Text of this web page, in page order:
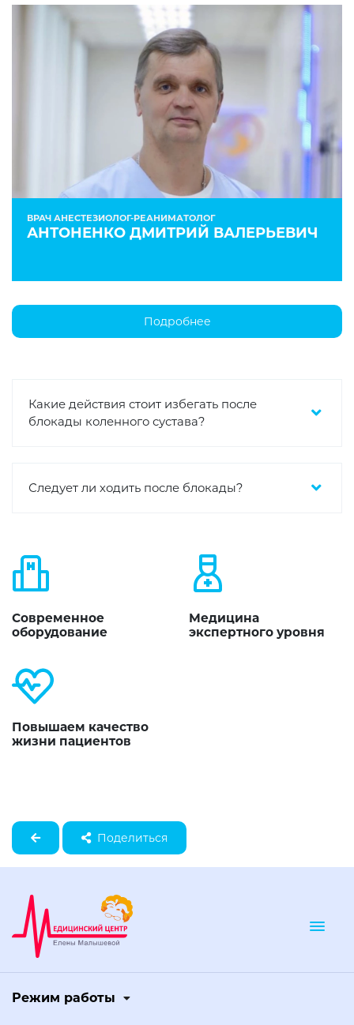
ВРАЧ АНЕСТЕЗИОЛОГ-РЕАНИМАТОЛОГ
АНТОНЕНКО ДМИТРИЙ ВАЛЕРЬЕВИЧ
Подробнее
Какие действия стоит избегать после
блокады коленного сустава?
Следует ли ходить после блокады?
Современное
оборудование
Медицина
экспертного уровня
Повышаем качество
жизни пациентов
Поделиться
Режим работы